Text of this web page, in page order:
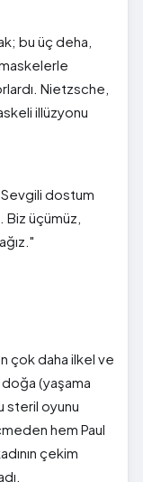
bu üç deha,
Nietzsche,
illüzyonu
Sevgili dostum
üçümüz,
çok daha ilkel ve
(yaşama
steril oyunu
hem Paul
çekim